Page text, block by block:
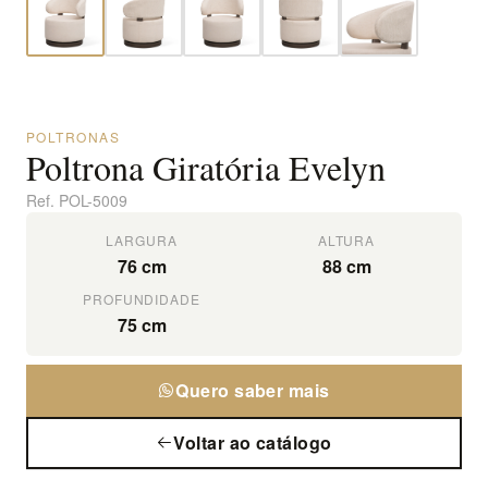
POLTRONAS
Poltrona Giratória Evelyn
Ref. POL-5009
LARGURA
76 cm
ALTURA
88 cm
PROFUNDIDADE
75 cm
Quero saber mais
Voltar ao catálogo